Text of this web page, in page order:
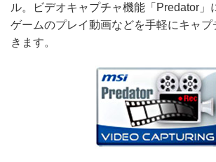
ル。ビデオキャプチャ機能「Predator」
ゲームのプレイ動画などを手軽にキャ
きます。